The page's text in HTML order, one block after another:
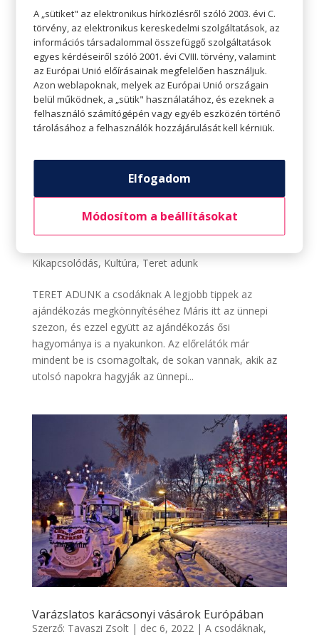
A legjobb tippek az ajándékozás
megkönnyítéséhez
Kikapcsolódás, Kultúra, Teret adunk
TERET ADUNK a csodáknak A legjobb tippek az
ajándékozás megkönnyítéséhez Máris itt az ünnepi
szezon, és ezzel együtt az ajándékozás ősi
hagyománya is a nyakunkon. Az előrelátók már
mindent be is csomagoltak, de sokan vannak, akik az
utolsó napokra hagyják az ünnepi...
Varázslatos karácsonyi vásárok Európában
Szerző: Tavaszi Zsolt| dec 6, 2022| A csodáknak,
A „sütiket" az elektronikus hírközlésről szóló 2003. évi C.
törvény, az elektronikus kereskedelmi szolgáltatások, az
információs társadalommal összefüggő szolgáltatások
egyes kérdéseiről szóló 2001. évi CVIII. törvény, valamint
az Európai Unió előírásainak megfelelően használjuk.
Azon weblapoknak, melyek az Európai Unió országain
belül működnek, a „sütik" használatához, és ezeknek a
felhasználó számítógépén vagy egyéb eszközén történő
tárolásához a felhasználók hozzájárulását kell kérniük.
Elfogadom
Módosítom a beállításokat